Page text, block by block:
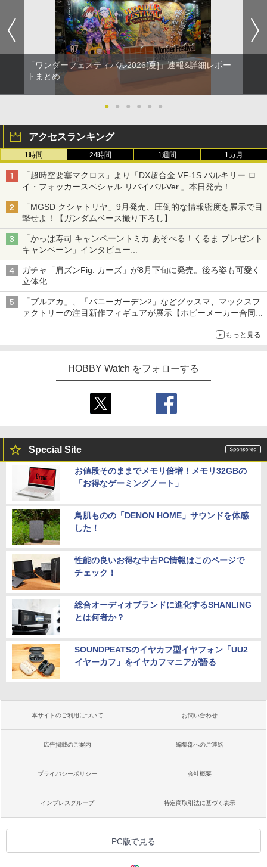
「ワンダーフェスティバル2026[夏]」速報&詳細レポー
トまとめ
● ● ● ● ● ●
アクセスランキング
1時間 24時間 1週間 1カ月
「超時空要塞マクロス」より「DX超合金 VF-1S バルキリー ロ
イ・フォッカースペシャル リバイバルVer.」本日発売！
「MGSD クシャトリヤ」9月発売、圧倒的な情報密度を展示で目
撃せよ！【ガンダムベース撮り下ろし】
「かっぱ寿司 キャンペーントミカ あそべる！くるま プレゼント
キャンペーン」インタビュー
子どもが楽しめるかっぱ寿司ならではの体験とコラボの楽しさを
追求
ガチャ「肩ズンFig. カーズ」が8月下旬に発売。後ろ姿も可愛く
立体化
ライトニング・マックィーンやメーターなど4種がラインナップ
「ブルアカ」、「バニーガーデン2」などグッスマ、マックスフ
ァクトリーの注目新作フィギュアが展示【ホビーメーカー合同展
もっと見る
HOBBY Watch をフォローする
Special Site
お値段そのままでメモリ倍増！メモリ32GBの
「お得なゲーミングノート」
鳥肌ものの「DENON HOME」サウンドを体感
した！
性能の良いお得な中古PC情報はこのページで
チェック！
総合オーディオブランドに進化するSHANLING
とは何者か？
SOUNDPEATSのイヤカフ型イヤフォン「UU2
イヤーカフ」をイヤカフマニアが語る
本サイトのご利用について お問い合わせ
広告掲載のご案内 編集部へのご連絡
プライバシーポリシー 会社概要
インプレスグループ 特定商取引法に基づく表示
PC版で見る